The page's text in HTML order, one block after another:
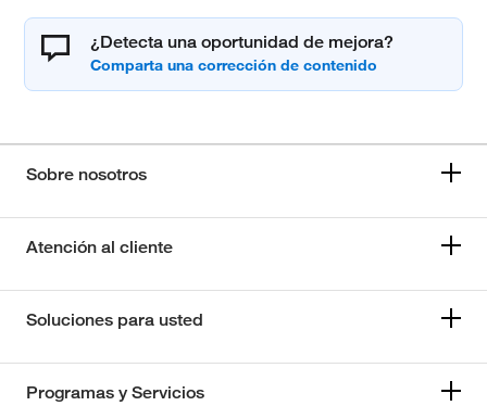
¿Detecta una oportunidad de mejora?
Sobre nosotros
Atención al cliente
Soluciones para usted
Programas y Servicios